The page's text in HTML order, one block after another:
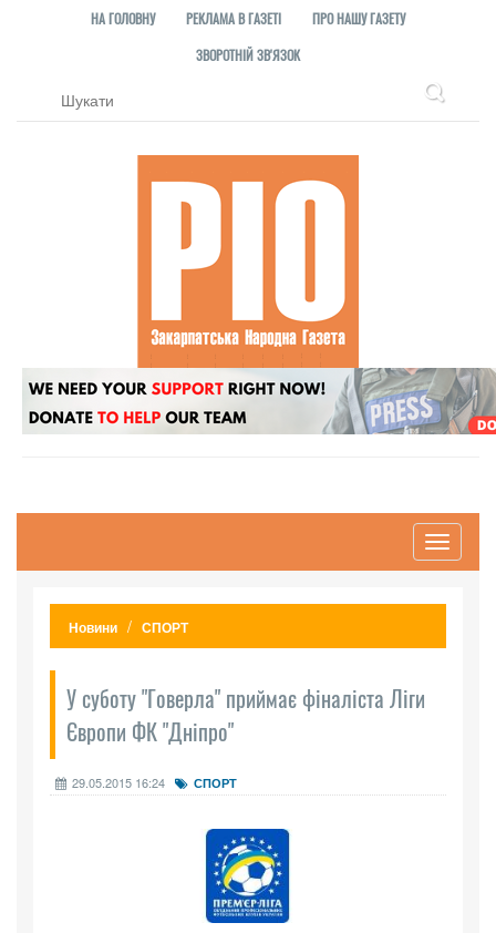
НА ГОЛОВНУ РЕКЛАМА В ГАЗЕТІ
ПРО НАШУ ГАЗЕТУ
ЗВОРОТНІЙ ЗВ'ЯЗОК
Toggle
Новини СПОРТ
У суботу "Говерла" приймає фіналіста Ліги
Європи ФК "Дніпро"
29.05.2015 16:24 СПОРТ